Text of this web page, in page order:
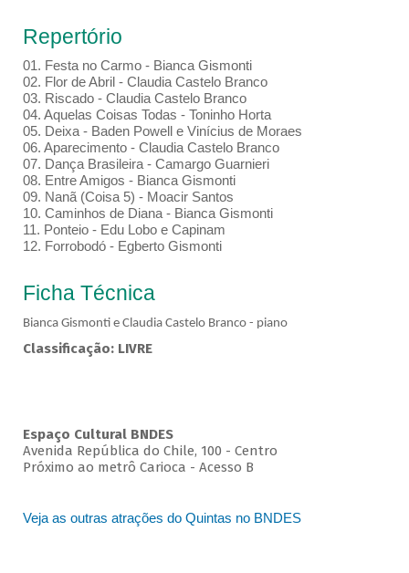
Repertório
01.⁠ ⁠Festa no Carmo - Bianca Gismonti
02.⁠ ⁠Flor de Abril - Claudia Castelo Branco
03.⁠ ⁠Riscado - Claudia Castelo Branco
04.⁠ ⁠Aquelas Coisas Todas - Toninho Horta
05.⁠ ⁠Deixa - Baden Powell e Vinícius de Moraes
06.⁠ ⁠Aparecimento - Claudia Castelo Branco
07.⁠ ⁠Dança Brasileira - Camargo Guarnieri
08.⁠ ⁠Entre Amigos - Bianca Gismonti
09.⁠ ⁠Nanã (Coisa 5) - Moacir Santos
10.⁠ ⁠Caminhos de Diana - Bianca Gismonti
11.⁠ ⁠Ponteio - Edu Lobo e Capinam
12.⁠ ⁠Forrobodó - Egberto Gismonti
Ficha Técnica
Bianca Gismonti e Claudia Castelo Branco - piano
Classificação: LIVRE
Espaço Cultural BNDES
Avenida República do Chile, 100 - Centro
Próximo ao metrô Carioca - Acesso B
Veja as outras atrações do Quintas no BNDES